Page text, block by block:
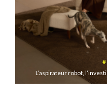
L’aspirateur robot,